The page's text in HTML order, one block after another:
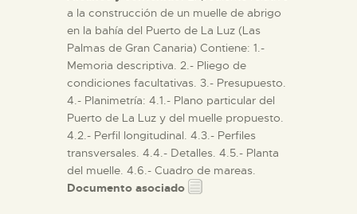
a la construcción de un muelle de abrigo
en la bahía del Puerto de La Luz (Las
Palmas de Gran Canaria) Contiene: 1.-
Memoria descriptiva. 2.- Pliego de
condiciones facultativas. 3.- Presupuesto.
4.- Planimetría: 4.1.- Plano particular del
Puerto de La Luz y del muelle propuesto.
4.2.- Perfil longitudinal. 4.3.- Perfiles
transversales. 4.4.- Detalles. 4.5.- Planta
del muelle. 4.6.- Cuadro de mareas.
Documento asociado